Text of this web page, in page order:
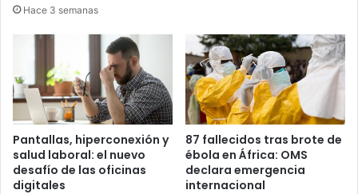
Hace 3 semanas
Pantallas, hiperconexión y
salud laboral: el nuevo
desafío de las oficinas
digitales
87 fallecidos tras brote de
ébola en África: OMS
declara emergencia
internacional